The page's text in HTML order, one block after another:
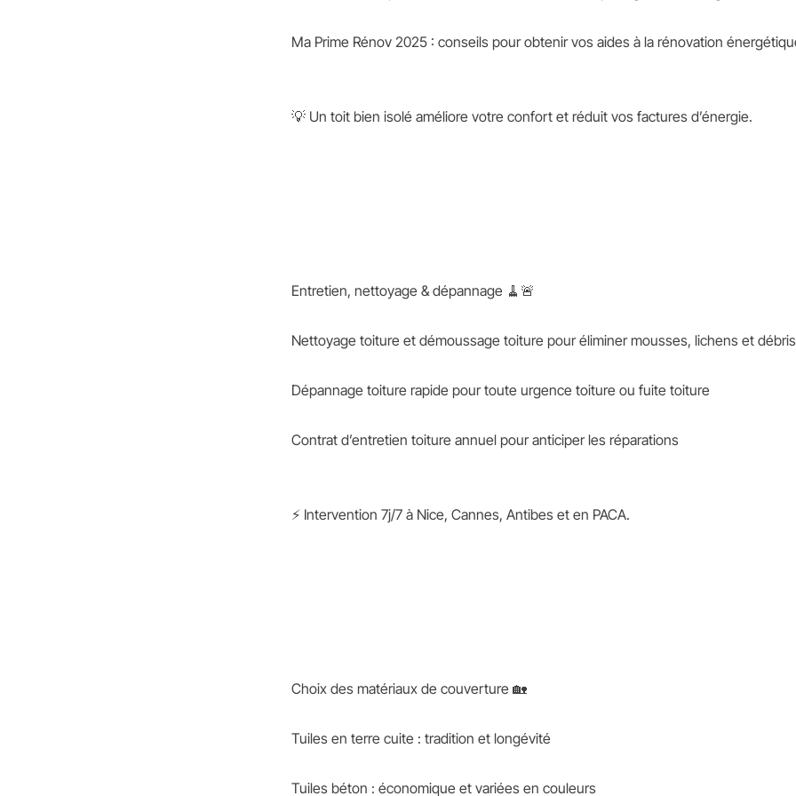
Ma Prime Rénov 2025 : conseils pour obtenir vos aides à la rénovation
💡 Un toit bien isolé améliore votre confort et réduit vos factures d’énergie.
Entretien, nettoyage & dépannage 🧹🚨
Nettoyage toiture et démoussage toiture pour éliminer mousses, lichens et débris
Dépannage toiture rapide pour toute urgence toiture ou fuite toiture
Contrat d’entretien toiture annuel pour anticiper les réparations
⚡ Intervention 7j/7 à Nice, Cannes, Antibes et en PACA.
Choix des matériaux de couverture 🏡
Tuiles en terre cuite : tradition et longévité
Tuiles béton : économique et variées en couleurs